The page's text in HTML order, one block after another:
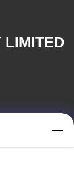
LIMITED